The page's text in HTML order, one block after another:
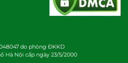
do phòng ĐKKD
Hà Nội cấp ngày 23/5/2000